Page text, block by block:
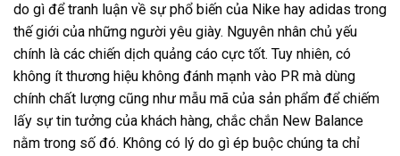
do gì để tranh luận về sự phổ biến của Nike hay adidas trong
thế giới của những người yêu giày. Nguyên nhân chủ yếu
chính là các chiến dịch quảng cáo cực tốt. Tuy nhiên, có
không ít thương hiệu không đánh mạnh vào PR mà dùng
chính chất lượng cũng như mẫu mã của sản phẩm để chiếm
lấy sự tin tưởng của khách hàng, chắc chắn New Balance
nằm trong số đó. Không có lý do gì ép buộc chúng ta chỉ